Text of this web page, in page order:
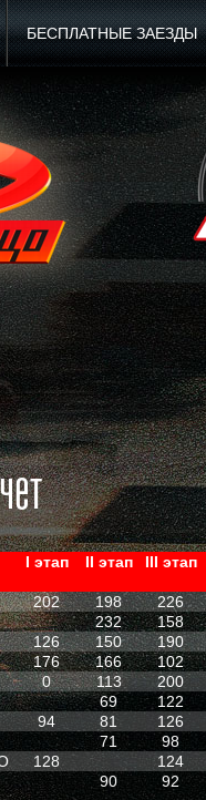
БЕСПЛАТНЫЕ ЗАЕЗДЫ
I этап II этап III этап
202 198 226
232 158
126 150 190
176 166 102
0 113 200
69 122
94 81 126
71 98
128 124
90 92